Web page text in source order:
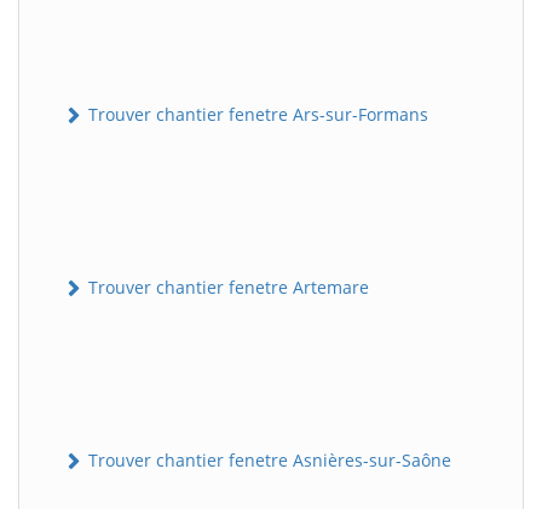
Trouver chantier fenetre Ars-sur-Formans
Trouver chantier fenetre Artemare
Trouver chantier fenetre Asnières-sur-Saône